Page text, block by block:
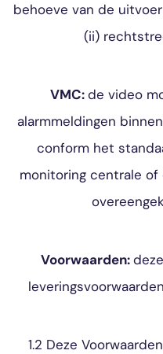
behoeve van de
(ii)
VMC:de video
alarmmeldingen
conform het
monitoring centrale
Voorwaarden:
1.2 Deze